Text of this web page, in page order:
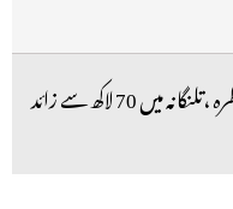
ووٹر لسٹ کا سب سے بڑا خطرہ ،تلنگانہ میں 70 لاکھ سے زائد